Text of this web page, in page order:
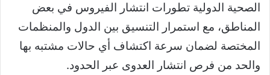
الصحية الدولية تطورات انتشار الفيروس في بعض
المناطق، مع استمرار التنسيق بين الدول والمنظمات
المختصة لضمان سرعة اكتشاف أي حالات مشتبه بها
والحد من فرص انتشار العدوى عبر الحدود.